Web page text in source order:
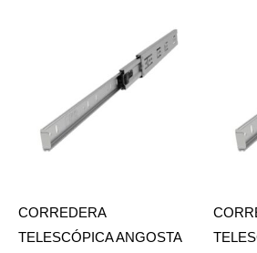
CORREDERA
TELESCÓPICA ANGOSTA